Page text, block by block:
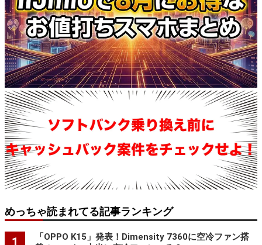
めっちゃ読まれてる記事ランキング
1
「OPPO K15」発表！Dimensity 7360に空冷ファン搭